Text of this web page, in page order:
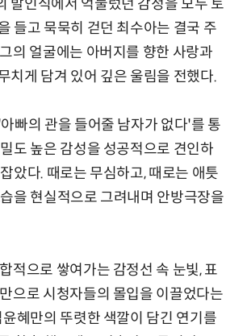
발인식에서 억눌렀던 감정을 모두 토
들고 묵묵히 걷던 최수아는 결국 주
의 얼굴에는 아버지를 향한 사랑과
치게 담겨 있어 깊은 울림을 전했다.
빠의 관을 들어줄 남자가 없다'를 통
도 높은 감성을 성공적으로 견인하
았다. 때로는 무심하고, 때로는 애틋
을 현실적으로 그려내며 안방극장을
적으로 쌓여가는 감정선 속 눈빛, 표
으로 시청자들의 몰입을 이끌었다는
혜만의 뚜렷한 색깔이 담긴 연기를